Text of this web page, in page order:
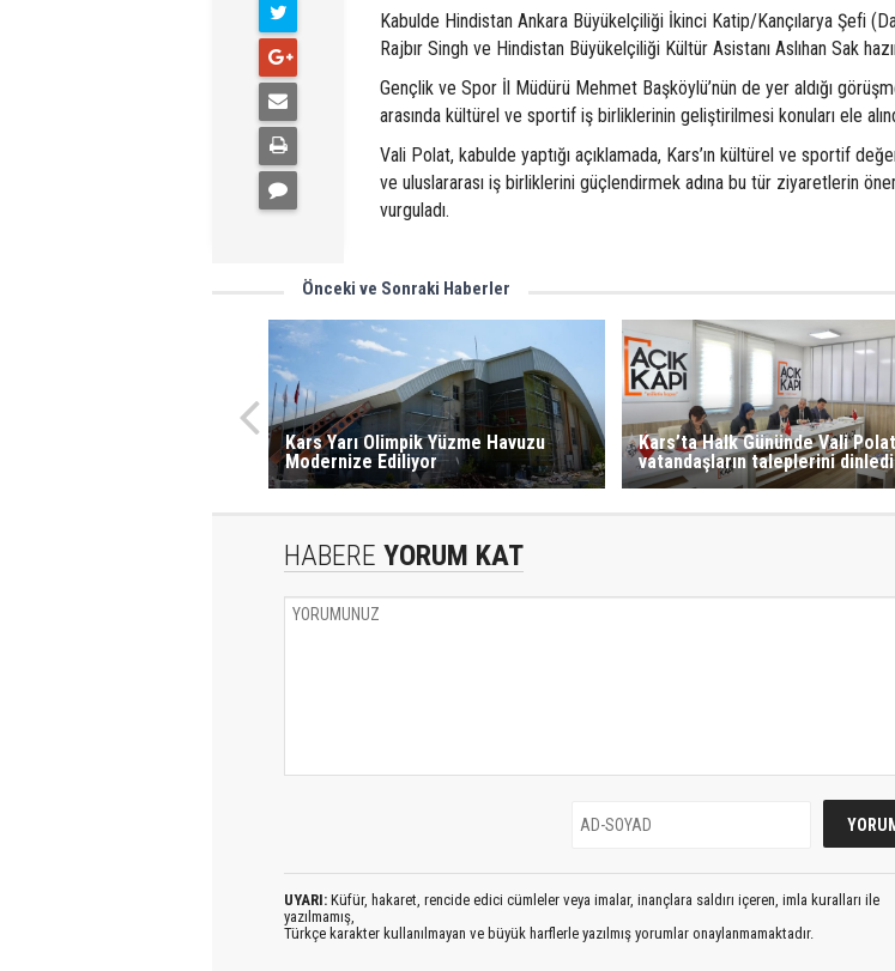
Kabulde Hindistan Ankara Büyükelçiliği İkinci Katip/Kançılarya Şefi
Rajbır Singh ve Hindistan Büyükelçiliği Kültür Asistanı Aslıhan Sak
Gençlik ve Spor İl Müdürü Mehmet Başköylü’nün de yer aldığı
arasında kültürel ve sportif iş birliklerinin geliştirilmesi konuları ele
Vali Polat, kabulde yaptığı açıklamada, Kars’ın kültürel ve sportif
ve uluslararası iş birliklerini güçlendirmek adına bu tür ziyaretlerin
vurguladı.
Önceki ve Sonraki Haberler
Kars Yarı Olimpik Yüzme Havuzu
Modernize Ediliyor
Kars’ta Halk Gününde Vali Polat
vatandaşların taleplerini dinledi
HABERE YORUM KAT
UYARI: Küfür, hakaret, rencide edici cümleler veya imalar, inançlara saldırı içeren, imla kuralları ile
yazılmamış,
Türkçe karakter kullanılmayan ve büyük harflerle yazılmış yorumlar onaylanmamaktadır.